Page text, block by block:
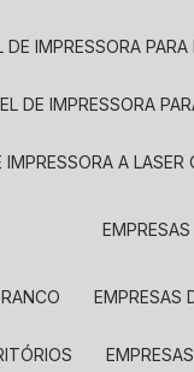
DE IMPRESSORA
DE IMPRESSORA
IMPRESSORA A LASER